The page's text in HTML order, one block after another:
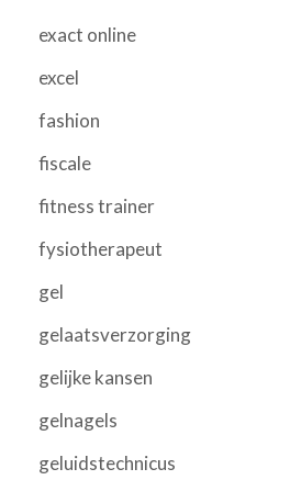
exact online
excel
fashion
fiscale
fitness trainer
fysiotherapeut
gel
gelaatsverzorging
gelijke kansen
gelnagels
geluidstechnicus